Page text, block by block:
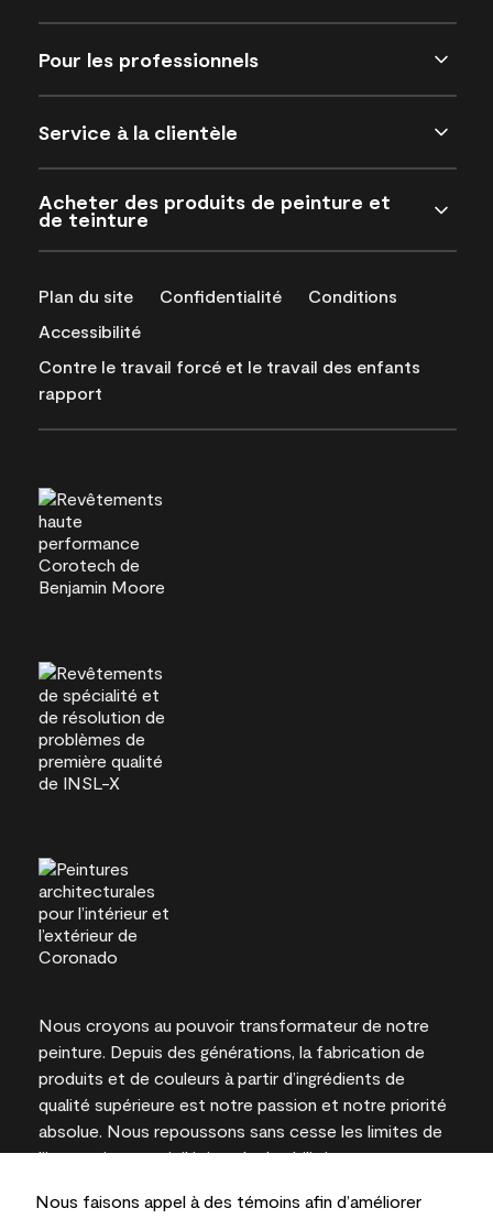
Nous faisons appel à des témoins afin d’améliorer
Pour les professionnels
Service à la clientèle
Acheter des produits de peinture et
de teinture
Plan du site Confidentialité
Conditions
Accessibilité
Contre le travail forcé et le travail des enfants
rapport
Nous croyons au pouvoir transformateur de notre
peinture. Depuis des générations, la fabrication de
produits et de couleurs à partir d’ingrédients de
qualité supérieure est notre passion et notre priorité
absolue. Nous repoussons sans cesse les limites de
l’innovation et privilégions la durabilité pour
l’expertise locale.